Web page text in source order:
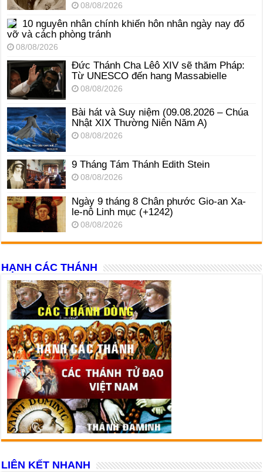
08/08/2026
10 nguyên nhân chính khiến hôn nhân ngày nay đổ
vỡ và cách phòng tránh
08/08/2026
Đức Thánh Cha Lêô XIV sẽ thăm Pháp:
Từ UNESCO đến hang Massabielle
08/08/2026
Bài hát và Suy niệm (09.08.2026 – Chúa
Nhật XIX Thường Niên Năm A)
08/08/2026
9 Tháng Tám Thánh Edith Stein
08/08/2026
Ngày 9 tháng 8 Chân phước Gio-an Xa-
le-nô Linh mục (+1242)
08/08/2026
HẠNH CÁC THÁNH
LIÊN KẾT NHANH